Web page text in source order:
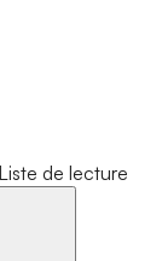
Liste de lecture